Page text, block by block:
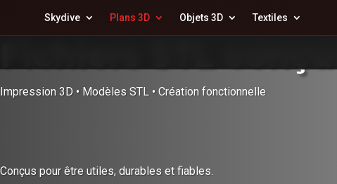
Skydive Plans 3D Objets 3D Textiles
Fichiers STL
Impression 3D • Modèles STL • Création fonctionnelle
Conçus pour être utiles, durables et fiables.